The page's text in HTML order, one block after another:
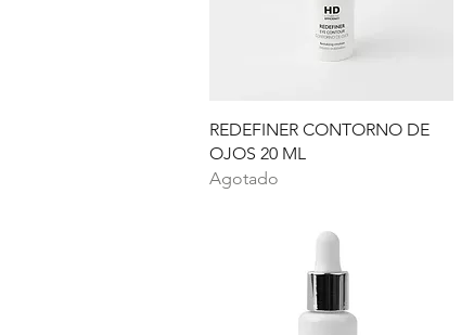
Vista rápida
REDEFINER CONTORNO DE
OJOS 20 ML
Agotado